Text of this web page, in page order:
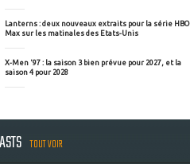
Lanterns : deux nouveaux extraits pour la série HBO
Max sur les matinales des Etats-Unis
X-Men '97 : la saison 3 bien prévue pour 2027, et la
saison 4 pour 2028
TOUT VOIR